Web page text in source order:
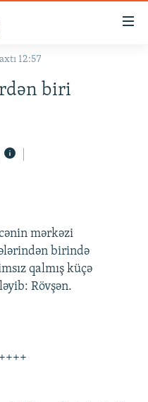
12:57
biri
mərkəzi
birində
qalmış küçə
Rövşən.